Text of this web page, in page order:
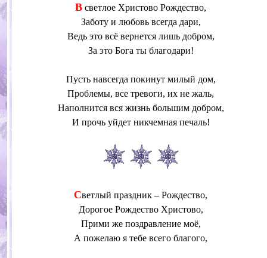
В светлое Христово Рождество,
Заботу и любовь всегда дари,
Ведь это всё вернется лишь добром,
За это Бога ты благодари!
Пусть навсегда покинут милый дом,
Проблемы, все тревоги, их не жаль,
Наполнится вся жизнь большим добром,
И прочь уйдет никчемная печаль!
Светлый праздник – Рождество,
Дорогое Рождество Христово,
Прими же поздравление моё,
А пожелаю я тебе всего благого,